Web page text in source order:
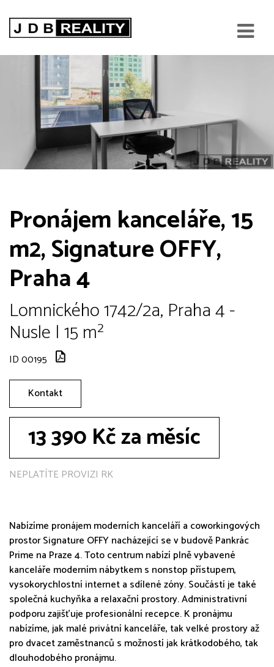
Pronájem kanceláře, 15
m2, Signature OFFY,
Praha 4
Lomnického 1742/2a, Praha 4 -
Nusle | 15 m²
ID 00195
Kontakt
13 390 Kč za měsíc
NEPLATÍTE PROVIZI RK
Nabízíme pronájem moderních kanceláří a coworkingových
prostor Signature OFFY nacházející se v budově Pankrác
Prime na Praze 4. Toto centrum nabízí plně vybavené
kanceláře moderním nábytkem s nonstop přístupem,
vysokorychlostní internet a sdílené zóny. Součástí je také
společná kuchyňka a relaxační prostory. Administrativní
podporu zajišťuje profesionální recepce. K pronájmu
nabízíme, jak malé privátní kanceláře, tak velké prostory až
pro dvacet zaměstnanců s možností jak krátkodobého, tak
dlouhodobého pronájmu.